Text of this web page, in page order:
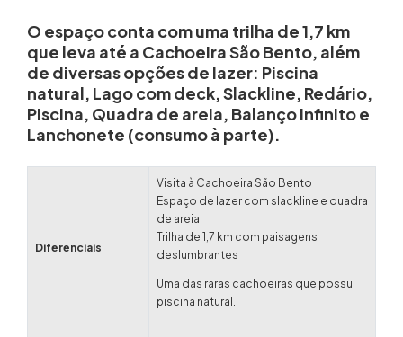
O espaço conta com uma trilha de 1,7 km
que leva até a Cachoeira São Bento, além
de diversas opções de lazer: Piscina
natural, Lago com deck, Slackline, Redário,
Piscina, Quadra de areia, Balanço infinito e
Lanchonete (consumo à parte).
Diferenciais
Visita à Cachoeira São Bento
Espaço de lazer com slackline e quadra
de areia
Trilha de 1,7 km com paisagens
deslumbrantes
Uma das raras cachoeiras que possui
piscina natural.